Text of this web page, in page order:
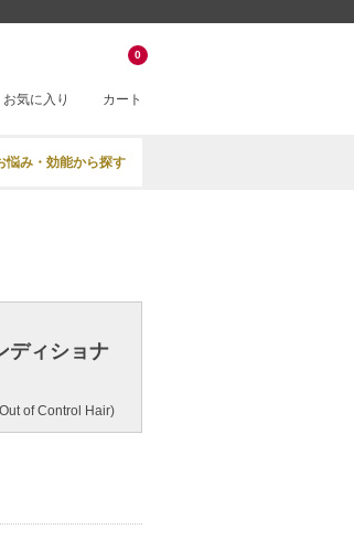
お気に入り カート
0
悩み・効能から探す
ディショナ
of Control Hair)